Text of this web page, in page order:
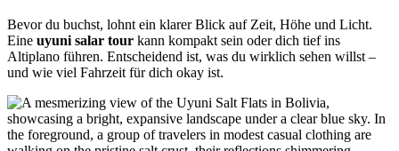
Bevor du buchst, lohnt ein klarer Blick auf Zeit, Höhe und Licht.
Eine uyuni salar tour kann kompakt sein oder dich tief ins
Altiplano führen. Entscheidend ist, was du wirklich sehen willst –
und wie viel Fahrzeit für dich okay ist.